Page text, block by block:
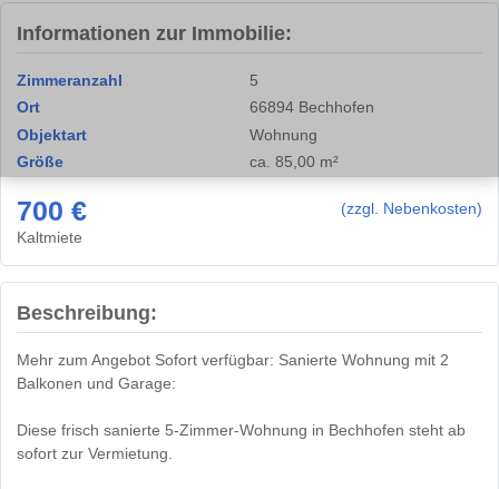
Informationen zur Immobilie:
Zimmeranzahl
5
Ort
66894 Bechhofen
Objektart
Wohnung
Größe
ca. 85,00 m²
700 €
(zzgl. Nebenkosten)
Kaltmiete
Beschreibung:
Mehr zum Angebot Sofort verfügbar: Sanierte Wohnung mit 2
Balkonen und Garage:
Diese frisch sanierte 5-Zimmer-Wohnung in Bechhofen steht ab
sofort zur Vermietung.